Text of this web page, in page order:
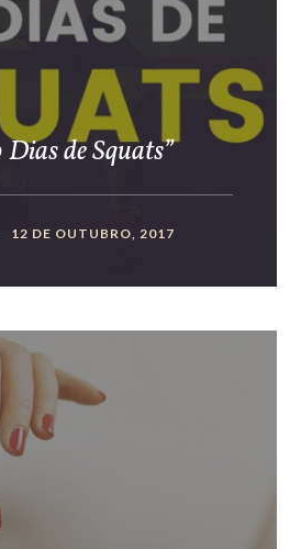
de Squats”
12 DE OUTUBRO, 2017